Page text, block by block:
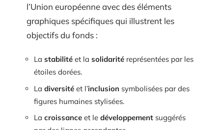
l’Union européenne avec des éléments
graphiques spécifiques qui illustrent les
objectifs du fonds :
La stabilité et la solidarité représentées par les
étoiles dorées.
La diversité et l’inclusion symbolisées par des
figures humaines stylisées.
La croissance et le développement suggérés